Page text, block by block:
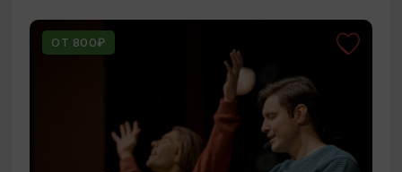
ОТ 800₽